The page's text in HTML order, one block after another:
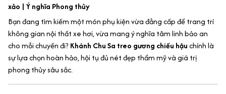
xảo | Ý nghĩa Phong thủy
Bạn đang tìm kiếm một món phụ kiện vừa đẳng cấp để trang trí
không gian nội thất xe hơi, vừa mang ý nghĩa tâm linh bảo an
cho mỗi chuyến đi? Khánh Chu Sa treo gương chiếu hậuchính là
sự lựa chọn hoàn hảo, hội tụ đủ nét đẹp thẩm mỹ và giá trị
phong thủy sâu sắc.